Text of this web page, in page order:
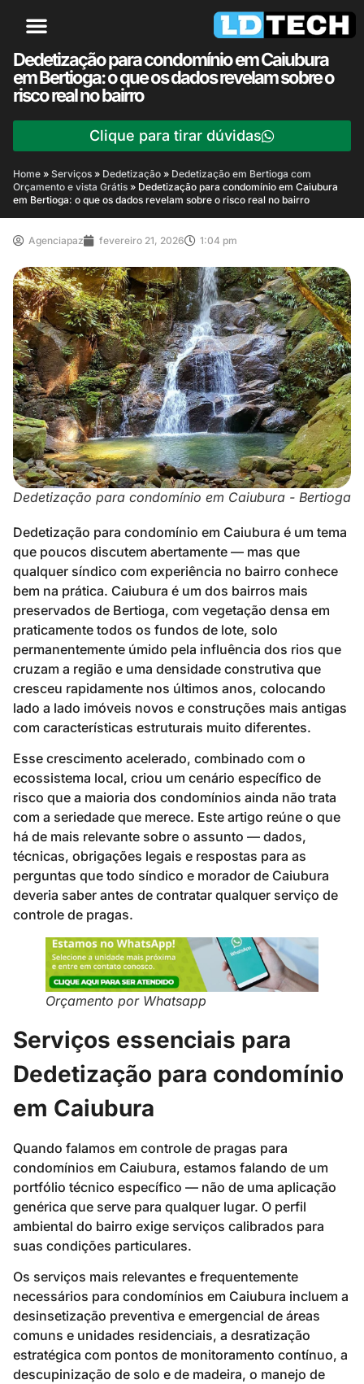
Dedetização para condomínio em Caiubura
em Bertioga: o que os dados revelam sobre o
risco real no bairro
Clique para tirar dúvidas
Home » Serviços » Dedetização » Dedetização em Bertioga com
Orçamento e vista Grátis » Dedetização para condomínio em Caiubura
em Bertioga: o que os dados revelam sobre o risco real no bairro
Agenciapaz fevereiro 21, 2026 1:04 pm
Dedetização para condomínio em Caiubura - Bertioga
Dedetização para condomínio em Caiubura é um tema
que poucos discutem abertamente — mas que
qualquer síndico com experiência no bairro conhece
bem na prática. Caiubura é um dos bairros mais
preservados de Bertioga, com vegetação densa em
praticamente todos os fundos de lote, solo
permanentemente úmido pela influência dos rios que
cruzam a região e uma densidade construtiva que
cresceu rapidamente nos últimos anos, colocando
lado a lado imóveis novos e construções mais antigas
com características estruturais muito diferentes.
Esse crescimento acelerado, combinado com o
ecossistema local, criou um cenário específico de
risco que a maioria dos condomínios ainda não trata
com a seriedade que merece. Este artigo reúne o que
há de mais relevante sobre o assunto — dados,
técnicas, obrigações legais e respostas para as
perguntas que todo síndico e morador de Caiubura
deveria saber antes de contratar qualquer serviço de
controle de pragas.
Orçamento por Whatsapp
Serviços essenciais para
Dedetização para condomínio
em Caiubura
Quando falamos em controle de pragas para
condomínios em Caiubura, estamos falando de um
portfólio técnico específico — não de uma aplicação
genérica que serve para qualquer lugar. O perfil
ambiental do bairro exige serviços calibrados para
suas condições particulares.
Os serviços mais relevantes e frequentemente
necessários para condomínios em Caiubura incluem a
desinsetização preventiva e emergencial de áreas
comuns e unidades residenciais, a desratização
estratégica com pontos de monitoramento contínuo, a
descupinização de solo e de madeira, o manejo de